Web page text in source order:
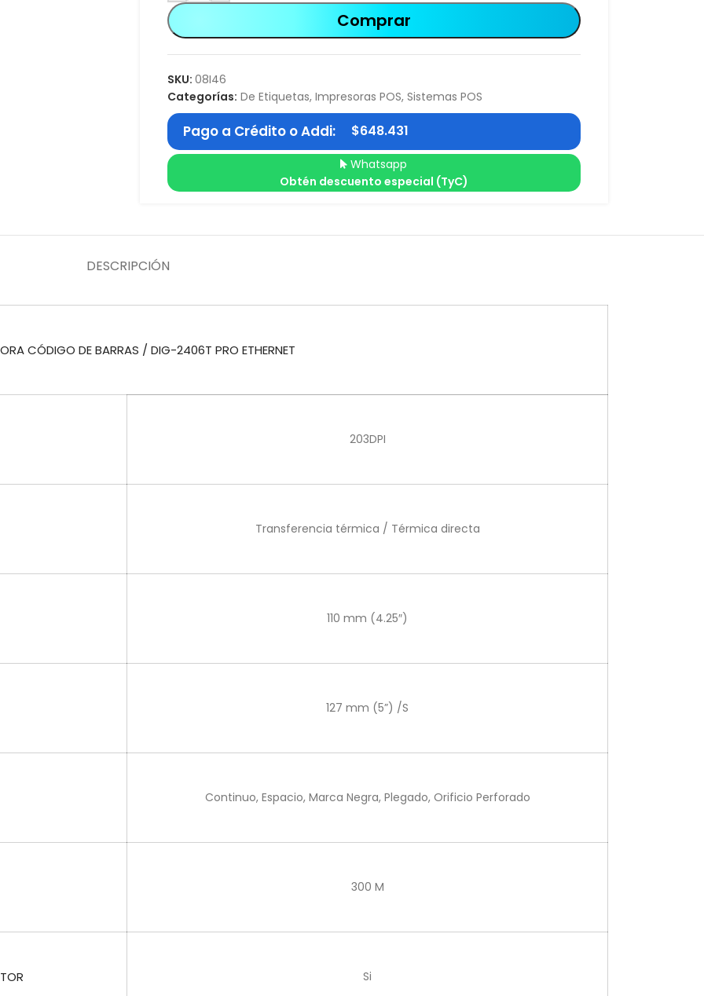
Comprar
SKU: 08I46
Categorías: De Etiquetas, Impresoras POS, Sistemas POS
Pago a Crédito o Addi: $648.431
Whatsapp
Obtén descuento especial (TyC)
DESCRIPCIÓN
CÓDIGO DE BARRAS / DIG-2406T PRO ETHERNET
203DPI
Transferencia térmica / Térmica directa
110 mm (4.25″)
127 mm (5”) /S
Continuo, Espacio, Marca Negra, Plegado, Orificio Perforado
300 M
Si